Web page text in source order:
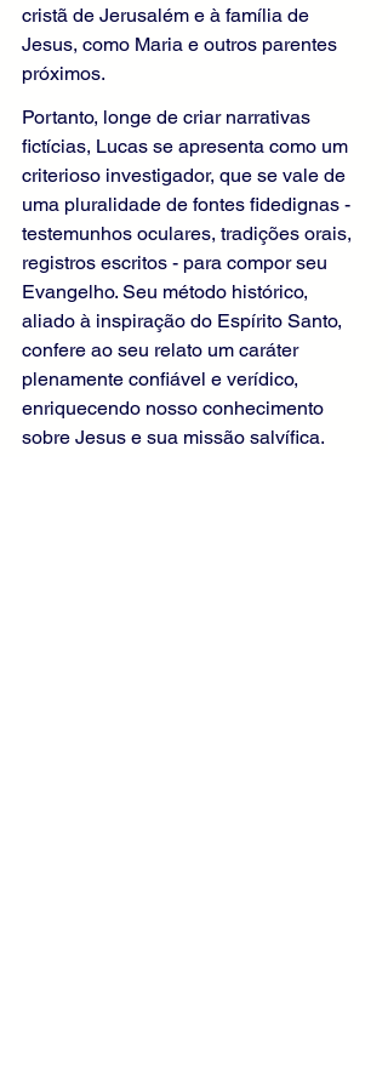
cristã de Jerusalém e à família de
Jesus, como Maria e outros parentes
próximos.
Portanto, longe de criar narrativas
fictícias, Lucas se apresenta como um
criterioso investigador, que se vale de
uma pluralidade de fontes fidedignas -
testemunhos oculares, tradições orais,
registros escritos - para compor seu
Evangelho. Seu método histórico,
aliado à inspiração do Espírito Santo,
confere ao seu relato um caráter
plenamente confiável e verídico,
enriquecendo nosso conhecimento
sobre Jesus e sua missão salvífica.